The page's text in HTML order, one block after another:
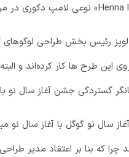
این طرح ها کار کرده‌اند و
گستردگی جشن آغاز سال نو
سال نو گوگل با آغاز سال
چرا که بنا بر اعتقاد مدیر